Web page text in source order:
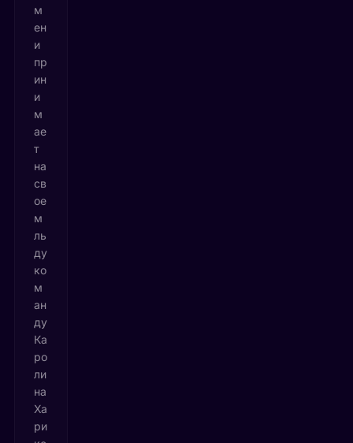
м
ен
и
пр
ин
и
м
ае
т
на
св
ое
м
ль
ду
ко
м
ан
ду
Ка
ро
ли
на
Ха
ри